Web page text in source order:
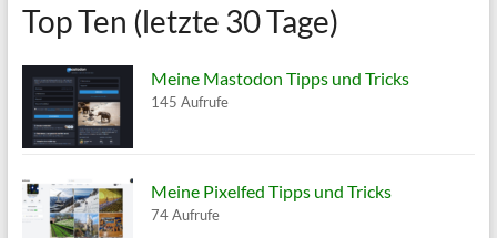
Top Ten (letzte 30 Tage)
Meine Mastodon Tipps und Tricks
145 Aufrufe
Meine Pixelfed Tipps und Tricks
74 Aufrufe